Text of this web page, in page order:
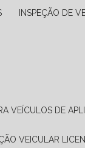
INSPEÇÃO DE
VEÍCULOS DE
VEICULAR